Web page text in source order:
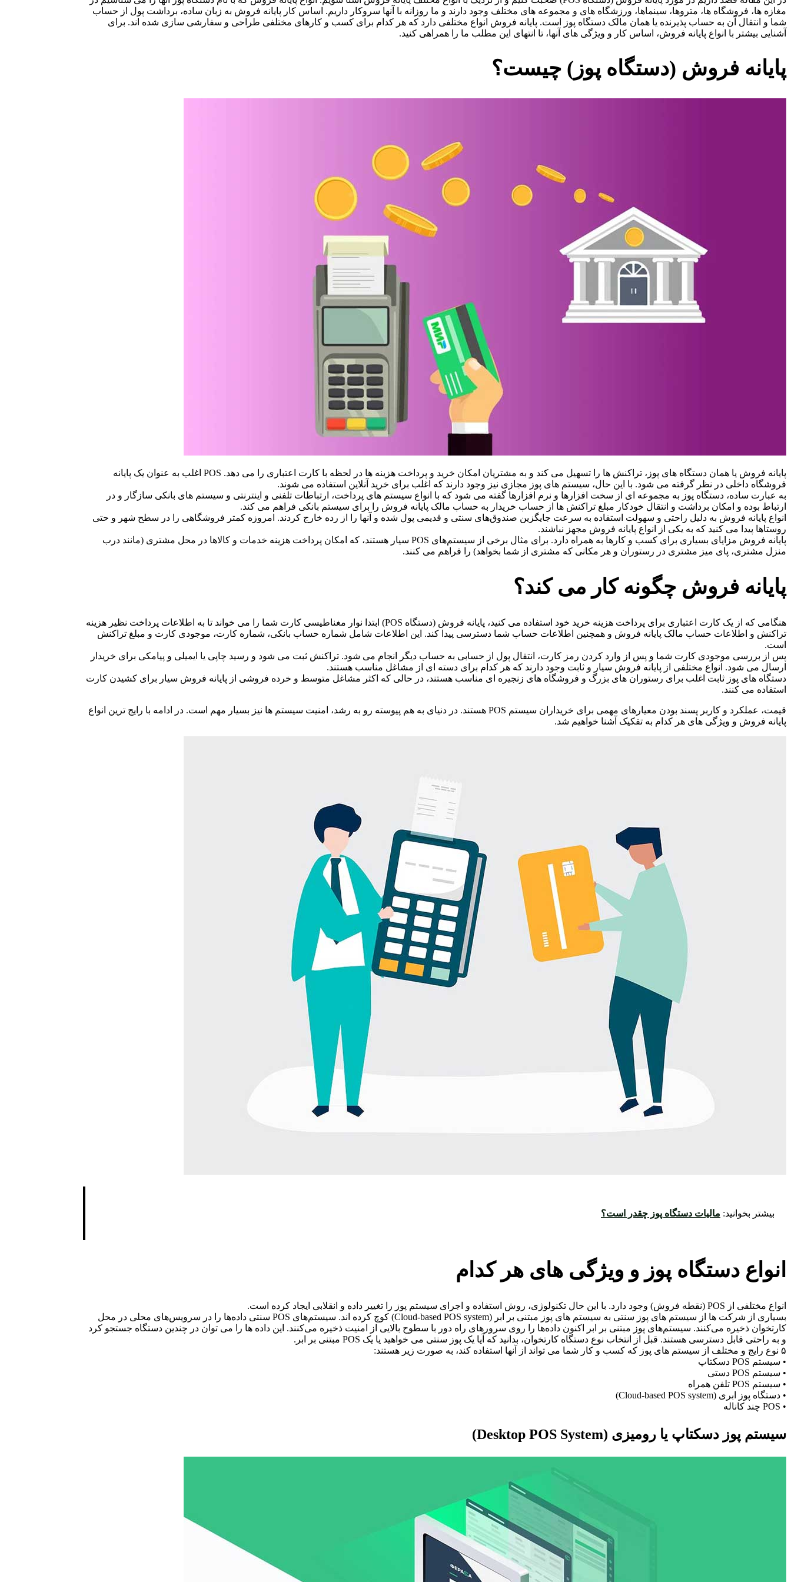
مغازه ها، فروشگاه ها، متروها، سینماها، ورزشگاه های و مجموعه های مختلف وجود دارند و ما روزانه با آنها سروکار داریم. اساس کار پایانه فروش به زبان ساده، برداشت پول از حساب
شما و انتقال آن به حساب پذیرنده یا همان مالک دستگاه پوز است. پایانه فروش انواع مختلفی دارد که هر کدام برای کسب و کارهای مختلفی طراحی و سفارشی سازی شده اند. برای
آشنایی بیشتر با انواع پایانه فروش، اساس کار و ویژگی های آنها، تا انتهای این مطلب ما را همراهی کنید.
پایانه فروش (دستگاه پوز) چیست؟
پایانه فروش یا همان دستگاه های پوز، تراکنش ها را تسهیل می کند و به مشتریان امکان خرید و پرداخت هزینه ها در لحظه با کارت اعتباری را می دهد. POS اغلب به عنوان یک پایانه
فروشگاه داخلی در نظر گرفته می شود. با این حال، سیستم های پوز مجازی نیز وجود دارند که اغلب برای خرید آنلاین استفاده می شوند.
به عبارت ساده، دستگاه پوز به مجموعه ای از سخت افزارها و نرم افزارها گفته می شود که با انواع سیستم های پرداخت، ارتباطات تلفنی و اینترنتی و سیستم های بانکی سازگار و در
ارتباط بوده و امکان برداشت و انتقال خودکار مبلغ تراکنش ها از حساب خریدار به حساب مالک پایانه فروش را برای سیستم بانکی فراهم می کند.
انواع پایانه فروش به دلیل راحتی و سهولت استفاده به سرعت جایگزین صندوق‌های سنتی و قدیمی پول شده و آنها را از رده خارج کردند. امروزه کمتر فروشگاهی را در سطح شهر و حتی
روستاها پیدا می کنید که به یکی از انواع پایانه فروش مجهز نباشند.
پایانه فروش مزایای بسیاری برای کسب و کارها به همراه دارد. برای مثال برخی از سیستم‌های POS سیار هستند، که امکان پرداخت هزینه خدمات و کالاها در محل مشتری (مانند درب
منزل مشتری، پای میز مشتری در رستوران و هر مکانی که مشتری از شما بخواهد) را فراهم می کنند.
پایانه فروش چگونه کار می کند؟
هنگامی که از یک کارت اعتباری برای پرداخت هزینه خرید خود استفاده می کنید، پایانه فروش (دستگاه POS) ابتدا نوار مغناطیسی کارت شما را می خواند تا به اطلاعات پرداخت نظیر هزینه
تراکنش و اطلاعات حساب مالک پایانه فروش و همچنین اطلاعات حساب شما دسترسی پیدا کند. این اطلاعات شامل شماره حساب بانکی، شماره کارت، موجودی کارت و مبلغ تراکنش
است.
پس از بررسی موجودی کارت شما و پس از وارد کردن رمز کارت، انتقال پول از حسابی به حساب دیگر انجام می شود. تراکنش ثبت می شود و رسید چاپی یا ایمیلی و پیامکی برای خریدار
ارسال می شود. انواع مختلفی از پایانه فروش سیار و ثابت وجود دارند که هر کدام برای دسته ای از مشاغل مناسب هستند.
دستگاه های پوز ثابت اغلب برای رستوران های بزرگ و فروشگاه های زنجیره ای مناسب هستند، در حالی که اکثر مشاغل متوسط و خرده فروشی از پایانه فروش سیار برای کشیدن کارت
استفاده می کنند.
قیمت، عملکرد و کاربر پسند بودن معیارهای مهمی برای خریداران سیستم POS هستند. در دنیای به هم پیوسته رو به رشد، امنیت سیستم ها نیز بسیار مهم است. در ادامه با رایج ترین انواع
پایانه فروش و ویژگی های هر کدام به تفکیک آشنا خواهیم شد.
بیشتر بخوانید: مالیات دستگاه پوز چقدر است؟
انواع دستگاه پوز و ویژگی های هر کدام
انواع مختلفی از POS (نقطه فروش) وجود دارد. با این حال تکنولوژی، روش استفاده و اجرای سیستم پوز را تغییر داده و انقلابی ایجاد کرده است.
بسیاری از شرکت ها از سیستم های پوز سنتی به سیستم های پوز مبتنی بر ابر (Cloud-based POS system) کوچ کرده اند. سیستم‌های POS سنتی داده‌ها را در سرویس‌های محلی در محل
کارتخوان ذخیره می‌کنند. سیستم‌های پوز مبتنی بر ابر اکنون داده‌ها را روی سرورهای راه دور با سطوح بالایی از امنیت ذخیره می‌کنند. این داده ها را می توان در چندین دستگاه جستجو کرد
و به راحتی قابل دسترسی هستند. قبل از انتخاب نوع دستگاه کارتخوان، بدانید که آیا یک پوز سنتی می خواهید یا یک POS مبتنی بر ابر.
۵ نوع رایج و مختلف از سیستم های پوز که کسب و کار شما می تواند از آنها استفاده کند، به صورت زیر هستند:
• سیستم POS دسکتاپ
• سیستم POS دستی
• سیستم POS تلفن همراه
• دستگاه پوز ابری (Cloud-based POS system)
• POS چند کاناله
سیستم پوز دسکتاپ یا رومیزی (Desktop POS System)